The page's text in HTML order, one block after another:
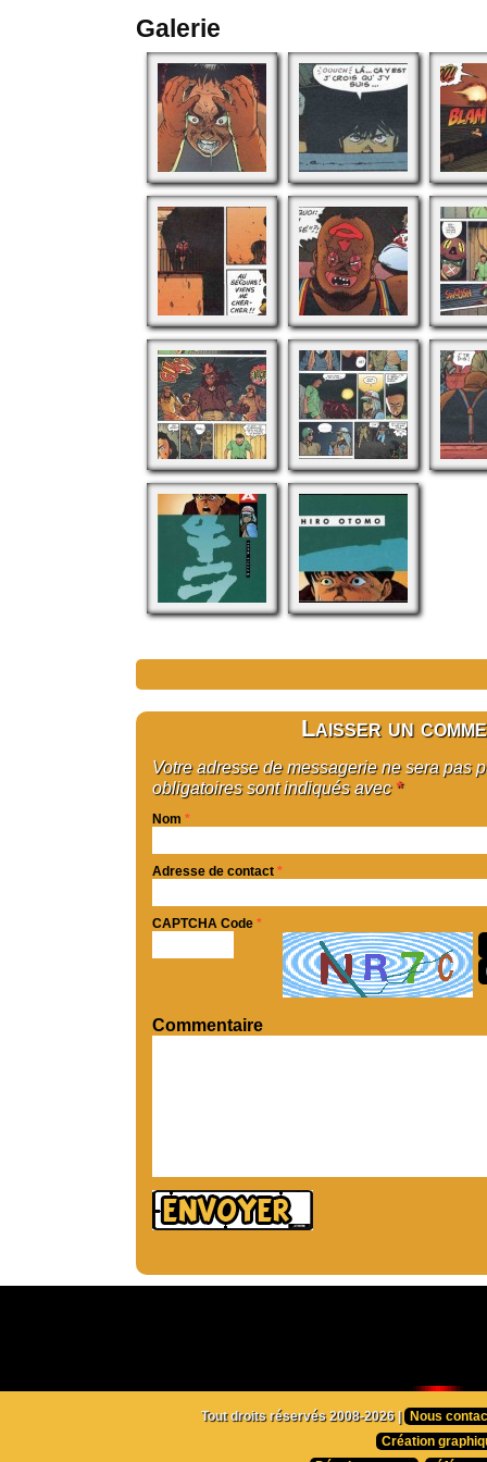
Galerie
Laisser un
Votre adresse de messagerie ne sera pas
obligatoires sont indiqués avec *
Nom *
Adresse de contact *
CAPTCHA Code *
Commentaire
Tout droits réservés 2008-2026 |
Nous
Création